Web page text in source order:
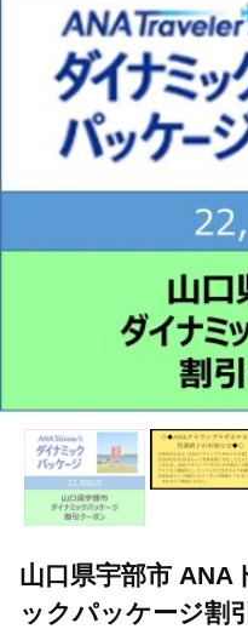
山口県宇部市 ANA
ックパッケージ割